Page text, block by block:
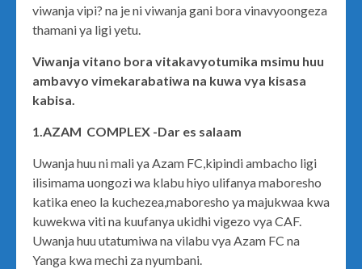
viwanja vipi? na je ni viwanja gani bora vinavyoongeza
thamani ya ligi yetu.
Viwanja vitano bora vitakavyotumika msimu huu
ambavyo vimekarabatiwa na kuwa vya kisasa
kabisa.
1.AZAM COMPLEX -Dar es salaam
Uwanja huu ni mali ya Azam FC,kipindi ambacho ligi
ilisimama uongozi wa klabu hiyo ulifanya maboresho
katika eneo la kuchezea,maboresho ya majukwaa kwa
kuwekwa viti na kuufanya ukidhi vigezo vya CAF.
Uwanja huu utatumiwa na vilabu vya Azam FC na
Yanga kwa mechi za nyumbani.